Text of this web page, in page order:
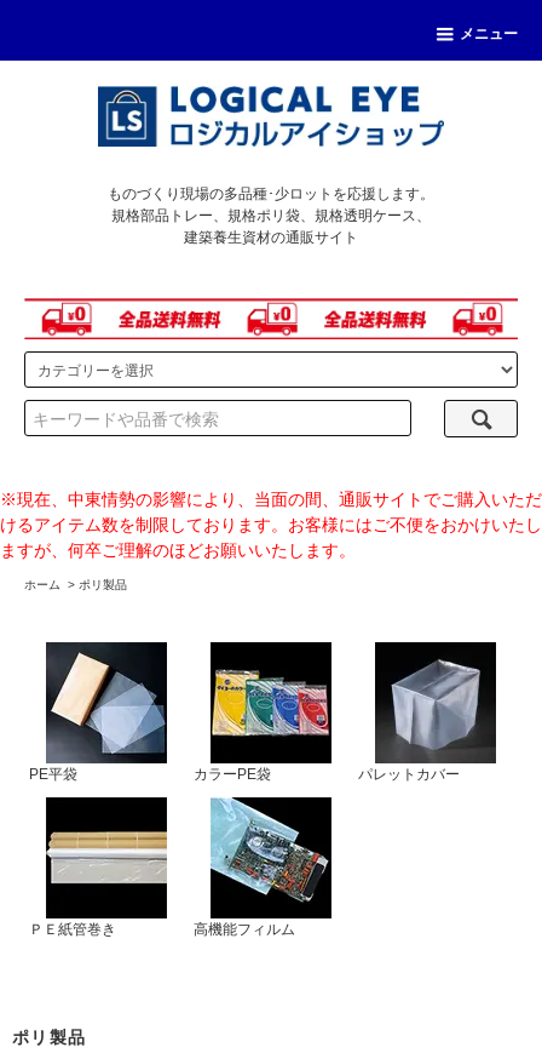
メニュー
ものづくり現場の多品種･少ロットを応援します。
規格部品トレー、規格ポリ袋、規格透明ケース、
建築養生資材の通販サイト
※現在、中東情勢の影響により、当面の間、通販サイトでご購入いただ
けるアイテム数を制限しております。お客様にはご不便をおかけいたし
ますが、何卒ご理解のほどお願いいたします。
ホーム > ポリ製品
PE平袋 カラーPE袋 パレットカバー
ＰＥ紙管巻き 高機能フィルム
ポリ製品